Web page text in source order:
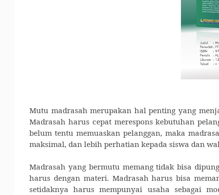
Mutu madrasah merupakan hal penting yang
Madrasah harus cepat merespons kebutuhan
belum tentu memuaskan pelanggan, maka
maksimal, dan lebih perhatian kepada siswa dan
Madrasah yang bermutu memang tidak bisa
harus dengan materi. Madrasah harus bisa
setidaknya harus mempunyai usaha sebagai